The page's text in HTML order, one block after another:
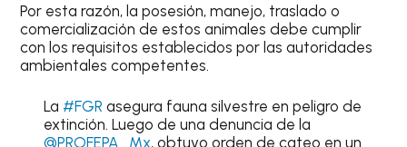
Por esta razón, la posesión, manejo, traslado o
comercialización de estos animales debe cumplir
con los requisitos establecidos por las autoridades
ambientales competentes.
La #FGR asegura fauna silvestre en peligro de
extinción. Luego de una denuncia de la
@PROFEPA_Mx, obtuvo orden de cateo en un